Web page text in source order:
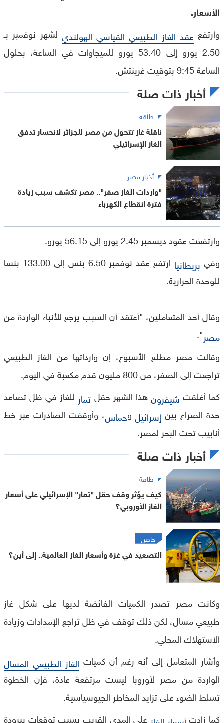
الأسعار.
وارتفع عقد الغاز الطبيعي القياسي الهولندي لشهر نوفمبر بـ
2.50 يورو إلى 53.40 يورو للميجاوات في الساعة، بحلول
الساعة 9:45 بتوقيت غرينتش.
أخبار ذات صلة
طاقة
ناقلة غاز تتحول من مصر للجزائر لانحسار تدفق
الغاز الإسرائيلي
أخبار مصر
"واردات الغاز صفر".. مصر تكشف سبب زيادة
فترة انقطاع الكهرباء
وارتفعت عقود ديسمبر 2.45 يورو إلى 56.15 يورو.
وفي بريطانيا
ارتفع عقد نوفمبر 6.50 بنس إلى 133.00 بنسا
للوحدة الحرارية.
وقال أحد المتعاملين، "أعتقد أن السبب يرجع للأنباء الواردة من
مصر".
وقالت مصر مطلع الأسبوع، إن وارداتها من الغاز الطبيعي
تراجعت إلى الصفر، من 800 مليون قدم مكعبة في اليوم.
كما أغلقت شيفرونهذا الشهر حقل تمار للغاز في ظل تصاعد
حدة الصراع بين إسرائيل وحماس، وأوقفت الصادرات عبر خط
أنابيب تحت البحر لمصر.
أخبار ذات صلة
طاقة
كيف يؤثر وقف حقل "تمار" الإسرائيلي على أسعار
الغاز الأوروبي؟
خاص
التصعيد في غزة وأسعار الغاز العالمية.. إلى أين؟
وكانت مصر تصدر الكميات الفائضة لديها على شكل غاز
طبيعي مسال، لكن ذلك توقف في ظل تراجع الإمدادات وزيادة
الاستهلاك المحلي.
وأشار المتعامل إلى أنه رغم أن كميات الغاز الطبيعي المسال
الواردة من مصر لأوروبا ليست مرتفعة عادة، فإن الخطوة
تسلط الضوء على تزايد المخاطر الجيوسياسية.
كما زادت
على المدى القريب بسبب توقعات ببرودة